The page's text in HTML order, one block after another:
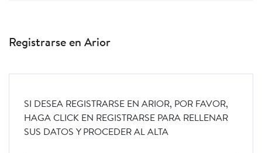
Registrarse en Arior
SI DESEA REGISTRARSE EN ARIOR, POR FAVOR,
HAGA CLICK EN REGISTRARSE PARA RELLENAR
SUS DATOS Y PROCEDER AL ALTA